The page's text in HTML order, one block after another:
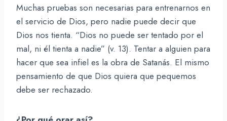
Muchas pruebas son necesarias para entrenarnos en
el servicio de Dios, pero nadie puede decir que
Dios nos tienta. “Dios no puede ser tentado por el
mal, ni él tienta a nadie” (v. 13). Tentar a alguien para
hacer que sea infiel es la obra de Satanás. El mismo
pensamiento de que Dios quiera que pequemos
debe ser rechazado.